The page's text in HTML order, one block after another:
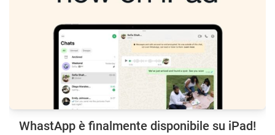
WhastApp è finalmente disponibile su iPad!